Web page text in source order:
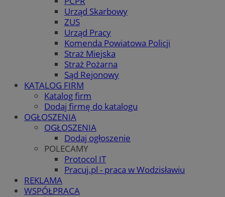
Urząd Skarbowy
ZUS
Urząd Pracy
Komenda Powiatowa Policji
Straż Miejska
Straż Pożarna
Sąd Rejonowy
KATALOG FIRM
Katalog firm
Dodaj firmę do katalogu
OGŁOSZENIA
OGŁOSZENIA
Dodaj ogłoszenie
POLECAMY
Protocol IT
Pracuj.pl - praca w Wodzisławiu
REKLAMA
WSPÓŁPRACA